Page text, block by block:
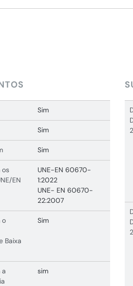
Sim
Sim
Sim
os
EN
UNE-EN 60670-
1:2022
UNE- EN 60670-
22:2007
o
Baixa
Sim
a
sim